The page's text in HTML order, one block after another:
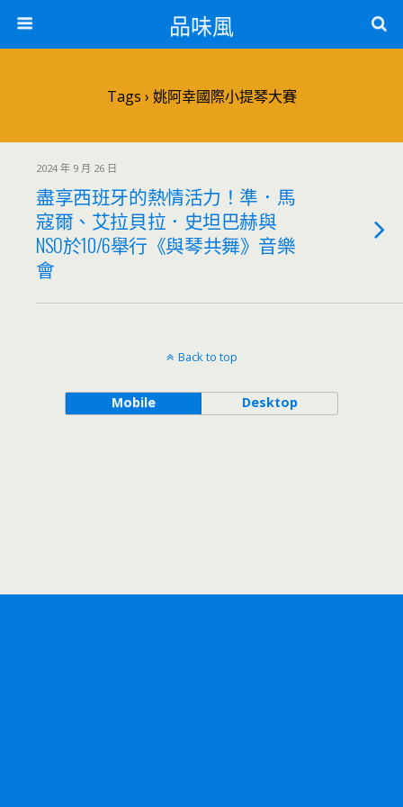
品味風
Tags › 姚阿幸國際小提琴大賽
2024 年 9 月 26 日
盡享西班牙的熱情活力！準．馬
寇爾、艾拉貝拉．史坦巴赫與
NSO於10/6舉行《與琴共舞》音樂
會
Back to top
Mobile Desktop